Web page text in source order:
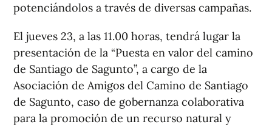
potenciándolos a través de diversas campañas.
El jueves 23, a las 11.00 horas, tendrá lugar la
presentación de la “Puesta en valor del camino
de Santiago de Sagunto”, a cargo de la
Asociación de Amigos del Camino de Santiago
de Sagunto, caso de gobernanza colaborativa
para la promoción de un recurso natural y